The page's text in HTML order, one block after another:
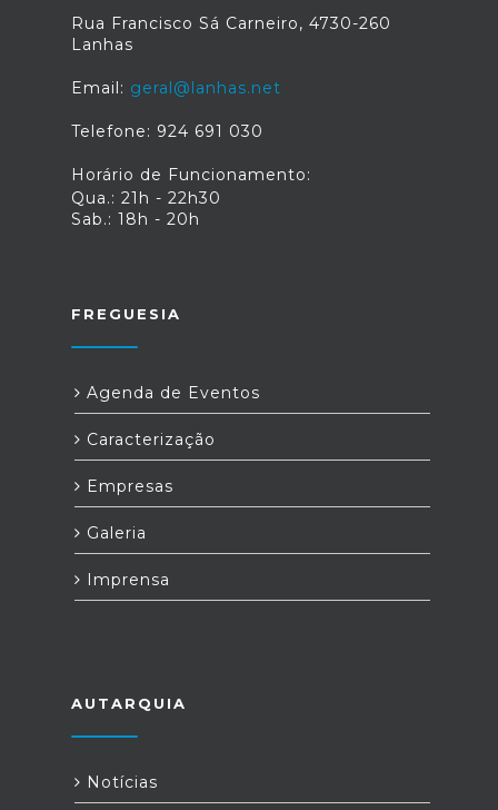
Rua Francisco Sá Carneiro, 4730-260
Lanhas
Email: geral@lanhas.net
Telefone: 924 691 030
Horário de Funcionamento:
Qua.: 21h - 22h30
Sab.: 18h - 20h
FREGUESIA
Agenda de Eventos
Caracterização
Empresas
Galeria
Imprensa
AUTARQUIA
Notícias